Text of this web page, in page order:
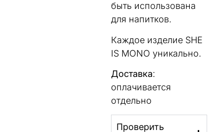
быть использована
для напитков.
Каждое изделие SHE
IS MONO уникально.
Доставка:
оплачивается
отдельно
Проверить